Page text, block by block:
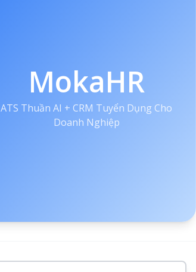
MokaHR
ATS Thuần AI + CRM Tuyển Dụng Cho
Doanh Nghiệp